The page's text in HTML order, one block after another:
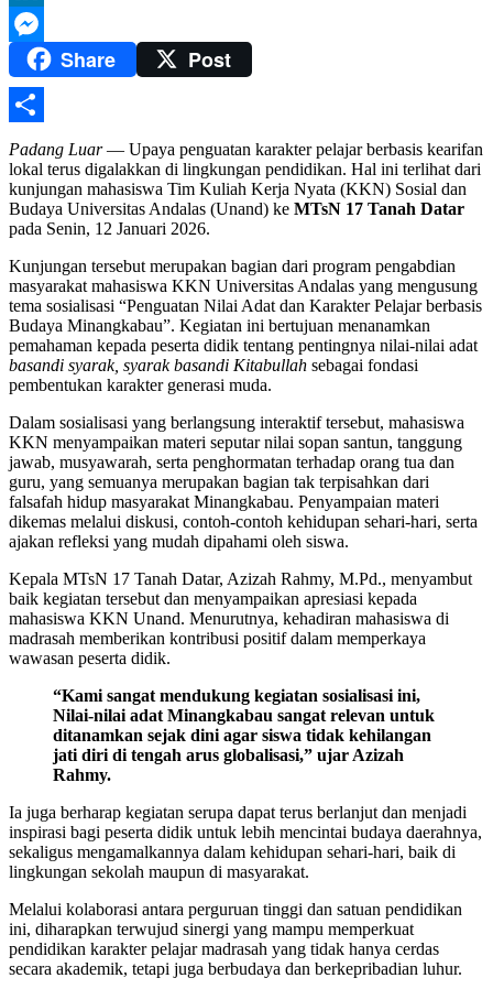
LinkedIn
MessengerShare Post
Share
Padang Luar— Upaya penguatan karakter pelajar berbasis kearifan
lokal terus digalakkan di lingkungan pendidikan. Hal ini terlihat dari
kunjungan mahasiswa Tim Kuliah Kerja Nyata (KKN) Sosial dan
Budaya Universitas Andalas (Unand) ke MTsN 17 Tanah Datar
pada Senin, 12 Januari 2026.
Kunjungan tersebut merupakan bagian dari program pengabdian
masyarakat mahasiswa KKN Universitas Andalas yang mengusung
tema sosialisasi “Penguatan Nilai Adat dan Karakter Pelajar berbasis
Budaya Minangkabau”. Kegiatan ini bertujuan menanamkan
pemahaman kepada peserta didik tentang pentingnya nilai-nilai adat
basandi syarak, syarak basandi Kitabullah sebagai fondasi
pembentukan karakter generasi muda.
Dalam sosialisasi yang berlangsung interaktif tersebut, mahasiswa
KKN menyampaikan materi seputar nilai sopan santun, tanggung
jawab, musyawarah, serta penghormatan terhadap orang tua dan
guru, yang semuanya merupakan bagian tak terpisahkan dari
falsafah hidup masyarakat Minangkabau. Penyampaian materi
dikemas melalui diskusi, contoh-contoh kehidupan sehari-hari, serta
ajakan refleksi yang mudah dipahami oleh siswa.
Kepala MTsN 17 Tanah Datar, Azizah Rahmy, M.Pd., menyambut
baik kegiatan tersebut dan menyampaikan apresiasi kepada
mahasiswa KKN Unand. Menurutnya, kehadiran mahasiswa di
madrasah memberikan kontribusi positif dalam memperkaya
wawasan peserta didik.
“Kami sangat mendukung kegiatan sosialisasi ini,
Nilai-nilai adat Minangkabau sangat relevan untuk
ditanamkan sejak dini agar siswa tidak kehilangan
jati diri di tengah arus globalisasi,” ujar Azizah
Rahmy.
Ia juga berharap kegiatan serupa dapat terus berlanjut dan menjadi
inspirasi bagi peserta didik untuk lebih mencintai budaya daerahnya,
sekaligus mengamalkannya dalam kehidupan sehari-hari, baik di
lingkungan sekolah maupun di masyarakat.
Melalui kolaborasi antara perguruan tinggi dan satuan pendidikan
ini, diharapkan terwujud sinergi yang mampu memperkuat
pendidikan karakter pelajar madrasah yang tidak hanya cerdas
secara akademik, tetapi juga berbudaya dan berkepribadian luhur.